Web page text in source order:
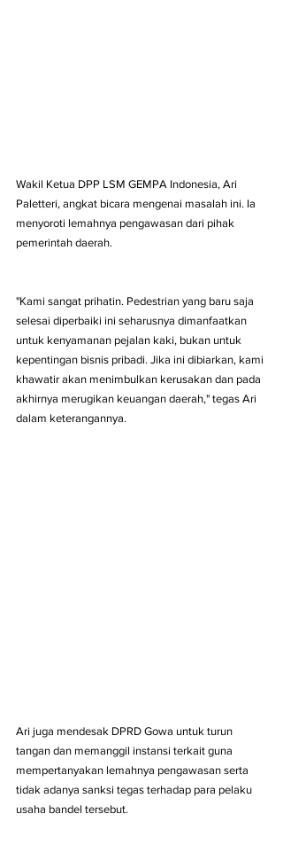
Wakil Ketua DPP LSM GEMPA Indonesia, Ari
Paletteri, angkat bicara mengenai masalah ini. Ia
menyoroti lemahnya pengawasan dari pihak
pemerintah daerah.
"Kami sangat prihatin. Pedestrian yang baru saja
selesai diperbaiki ini seharusnya dimanfaatkan
untuk kenyamanan pejalan kaki, bukan untuk
kepentingan bisnis pribadi. Jika ini dibiarkan, kami
khawatir akan menimbulkan kerusakan dan pada
akhirnya merugikan keuangan daerah," tegas Ari
dalam keterangannya.
Ari juga mendesak DPRD Gowa untuk turun
tangan dan memanggil instansi terkait guna
mempertanyakan lemahnya pengawasan serta
tidak adanya sanksi tegas terhadap para pelaku
usaha bandel tersebut.